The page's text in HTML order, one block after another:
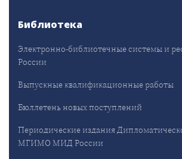
Библиотека
Электронно-библиотечные системы и
России
Выпускные квалификационные работы
Бюллетень новых поступлений
Периодические издания
МГИМО МИД России